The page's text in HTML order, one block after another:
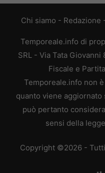
Chi siamo - Redazione
Temporeale.info di
SRL - Via Tata Giovanni
Fiscale e
Temporeale.info non
quanto viene aggiornato
può pertanto
sensi della
Copyright ©2026 -